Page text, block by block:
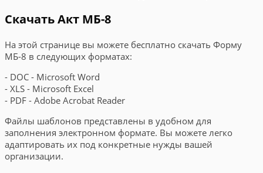
Скачать Акт МБ-8
На этой странице вы можете бесплатно скачать Форму
МБ-8 в следующих форматах:
- DOC - Microsoft Word
- XLS - Microsoft Excel
- PDF - Adobe Acrobat Reader
Файлы шаблонов представлены в удобном для
заполнения электронном формате. Вы можете легко
адаптировать их под конкретные нужды вашей
организации.